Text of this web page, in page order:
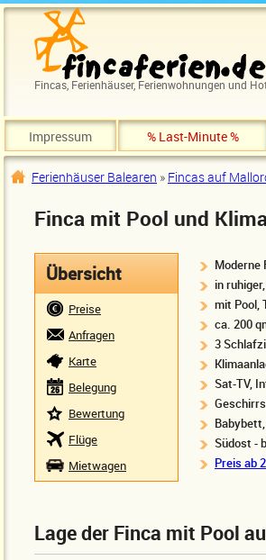
Direkt zum Inhalt
Fincas, Ferienhäuser, Ferienwohnungen und
Impressum % Last-Minute %
Sie sind hier
Ferienhäuser Balearen » Fincas auf
Finca mit Pool und
Übersicht
Preise
Anfragen
Karte
Belegung
Bewertung
Flüge
Mietwagen
Moderne
in
mit Pool,
ca. 200
3
Sat-TV,
Südost -
Preis ab
Lage der Finca mit Pool